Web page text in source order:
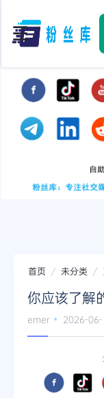
☰
首页 未分类
你应该了解
emer 2026-06-